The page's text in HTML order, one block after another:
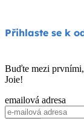
Houpátka
Dětské
Záruka
Návod k
O nás
Najít
Přihlaste se k
Buďte mezi
Joie!
emailová adresa